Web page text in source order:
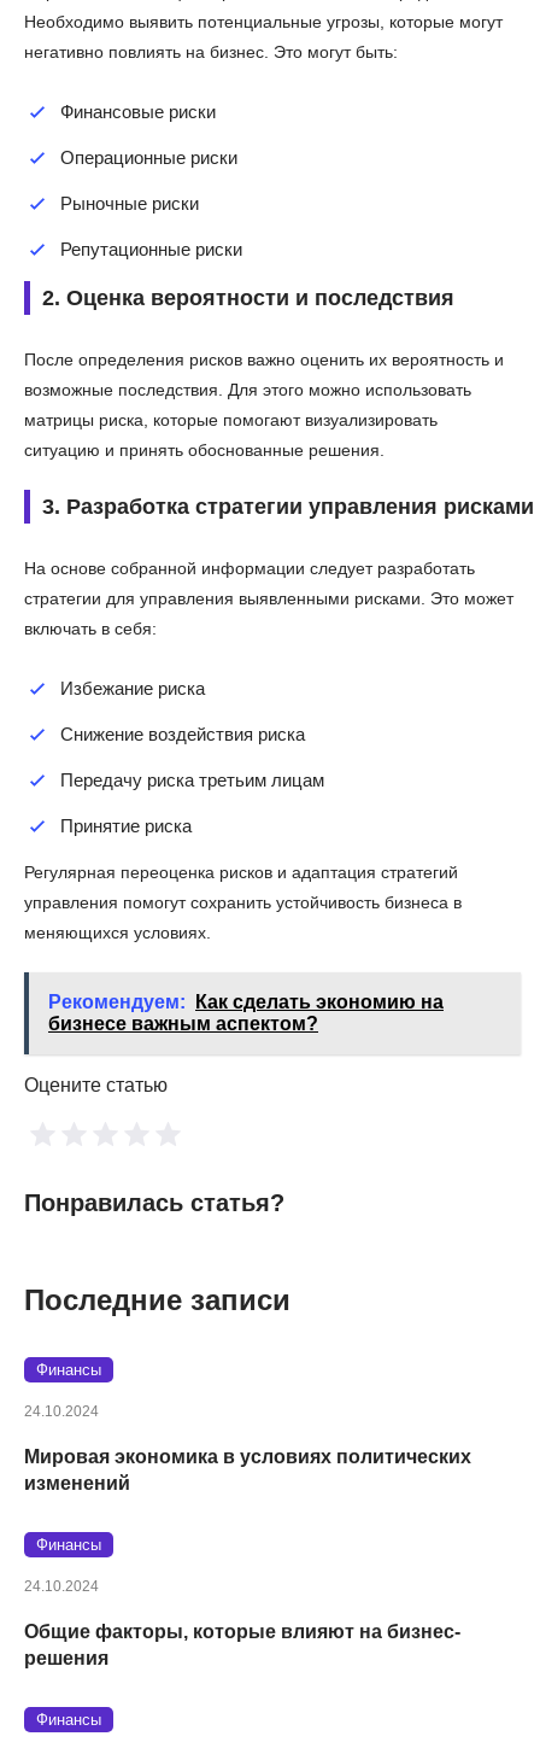
Необходимо выявить потенциальные угрозы, которые могут
негативно повлиять на бизнес. Это могут быть:
Финансовые риски
Операционные риски
Рыночные риски
Репутационные риски
2. Оценка вероятности и последствия
После определения рисков важно оценить их вероятность и
возможные последствия. Для этого можно использовать
матрицы риска, которые помогают визуализировать
ситуацию и принять обоснованные решения.
3. Разработка стратегии управления рисками
На основе собранной информации следует разработать
стратегии для управления выявленными рисками. Это может
включать в себя:
Избежание риска
Снижение воздействия риска
Передачу риска третьим лицам
Принятие риска
Регулярная переоценка рисков и адаптация стратегий
управления помогут сохранить устойчивость бизнеса в
меняющихся условиях.
Рекомендуем:
Как сделать экономию на
бизнесе важным аспектом?
Оцените статью
Понравилась статья?
Последние записи
Финансы
24.10.2024
Мировая экономика в условиях политических
изменений
Финансы
24.10.2024
Общие факторы, которые влияют на бизнес-
решения
Финансы